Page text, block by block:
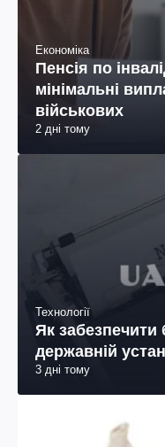
Економіка
Пенсія по
мінімальні
військових
2 дні тому
Технології
Як забезпечити
державній
3 дні тому